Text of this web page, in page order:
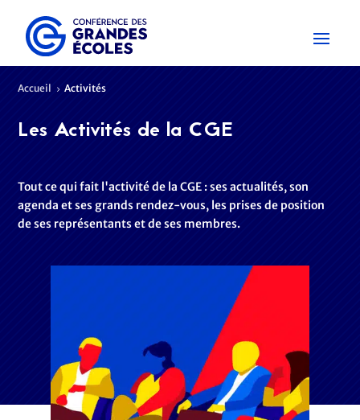
Accueil 5 Activités
Les Activités de la CGE
Tout ce qui fait l'activité de la CGE : ses actualités, son
agenda et ses grands rendez-vous, les prises de position
de ses représentants et de ses membres.